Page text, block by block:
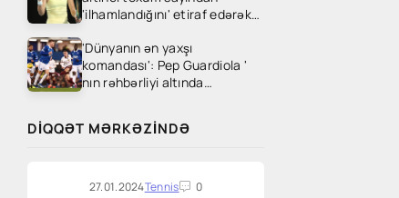
'ilhamlandığını' etiraf edərək
ikinci dövrəsində ons Gill ' i
heyrətləndirdi
'Dünyanın ən yaxşı
komandası': Pep Guardiola '
nın rəhbərliyi altında
Foden deyir. Buna görə
DIQQƏT MƏRKƏZINDƏ
27.01.2024Tennis 0